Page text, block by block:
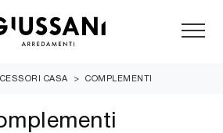
CASA > COMPLEMENTI